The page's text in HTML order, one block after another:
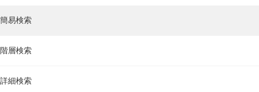
簡易検索
階層検索
詳細検索